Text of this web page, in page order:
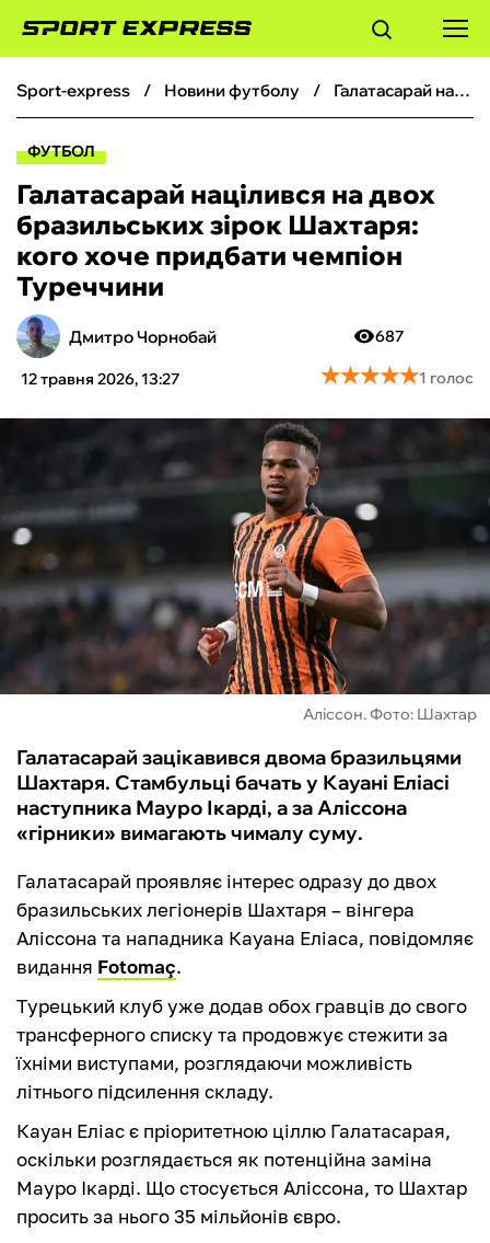
ФУТБОЛ
БОКС
ХОКЕЙ
ТЕНІС
КІБЕРСПОРТ
ЧС-2026
ФУТЗАЛ
ІНШІ
БУКМЕКЕРИ
sport-express новини футболу Галатасарай націлився на двох бразильських зірок Шахтаря: кого хоче придбати чемпіон Туреччини
ФУТБОЛ
Галатасарай націлився на двох
бразильських зірок Шахтаря:
кого хоче придбати чемпіон
Туреччини
Дмитро Чорнобай
12 травня 2026, 13:27
687
★★★★★
★★★★★1 голос
Аліссон. Фото: Шахтар
Галатасарай зацікавився двома бразильцями
Шахтаря. Стамбульці бачать у Кауані Еліасі
наступника Мауро Ікарді, а за Аліссона
«гірники» вимагають чималу суму.
Галатасарай проявляє інтерес одразу до двох
бразильських легіонерів Шахтаря – вінгера
Аліссона та нападника Кауана Еліаса, повідомляє
видання Fotomaç.
Турецький клуб уже додав обох гравців до свого
трансферного списку та продовжує стежити за
їхніми виступами, розглядаючи можливість
літнього підсилення складу.
Кауан Еліас є пріоритетною ціллю Галатасарая,
оскільки розглядається як потенційна заміна
Мауро Ікарді. Що стосується Аліссона, то Шахтар
просить за нього 35 мільйонів євро.